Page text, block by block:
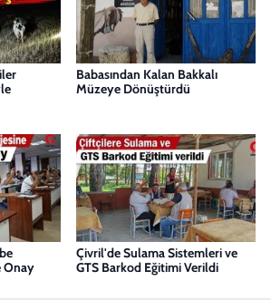
Babasından Kalan Bakkalı
Müzeye Dönüştürdü
Onay
Çivril'de Sulama Sistemleri ve
GTS Barkod Eğitimi Verildi